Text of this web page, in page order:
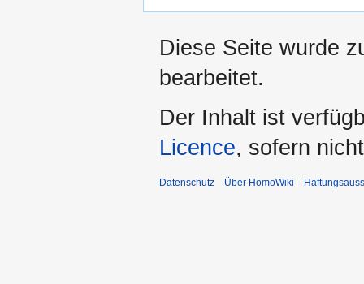
Diese Seite wurde
bearbeitet.
Der Inhalt ist
Licence, sofern
Datenschutz Über HomoWiki